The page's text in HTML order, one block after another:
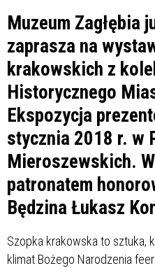
Muzeum Zagłębia
zaprasza na
krakowskich z
Historycznego
Ekspozycja
stycznia 2018 r. w
Mieroszewskich.
patronatem
Będzina Łukasz
Szopka krakowska to sztuka,
klimat Bożego Narodzenia